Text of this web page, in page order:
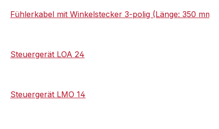
Fühlerkabel mit Winkelstecker 3-polig (Länge: 350 mm)
Steuergerät LOA 24
Steuergerät LMO 14